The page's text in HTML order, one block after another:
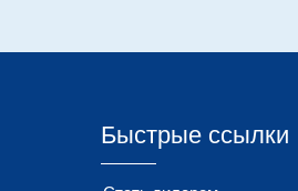
Быстрые ссылки